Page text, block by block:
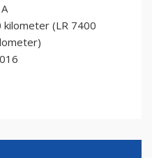
kilometer (LR 7400